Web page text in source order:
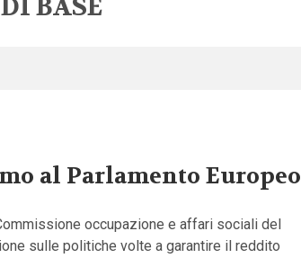
BASE
al Parlamento Europeo
occupazione e affari sociali del
sulle politiche volte a garantire il reddito